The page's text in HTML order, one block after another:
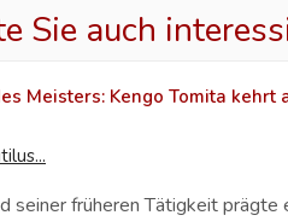
Sie auch
Meisters: Kengo Tomita kehrt
seiner früheren Tätigkeit prägte